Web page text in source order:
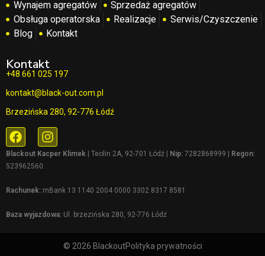
Wynajem agregatów
Sprzedaż agregatów
Obsługa operatorska
Realizacje
Serwis/Czyszczenie
Blog
Kontakt
Kontakt
+48 661 025 197
kontakt@black-out.com.pl
Brzezińska 280, 92-776 Łódź
Blackout Kacper Klimek | Teolin 2A, 92-701 Łódź | Nip: 7282868999 |
Regon:
523962560.
Rachunek: mBank 13 1140 2004 0000 3302 8317 8581
Baza wyjazdowa: Ul. brzezińska 280, 92-776 Łódź
© 2026 BlackoutPolityka prywatności